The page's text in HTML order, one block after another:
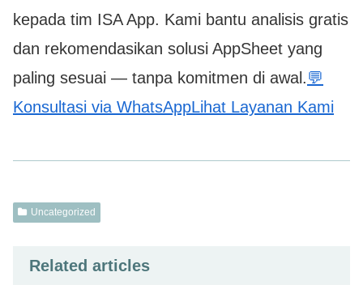
kepada tim ISA App. Kami bantu analisis gratis
dan rekomendasikan solusi AppSheet yang
paling sesuai — tanpa komitmen di awal.💬
Konsultasi via WhatsAppLihat Layanan Kami
Uncategorized
Related articles